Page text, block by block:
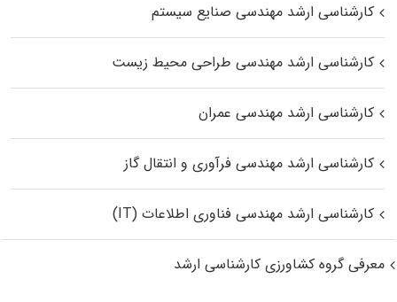
کارشناسی ارشد مهندسی صنایع سیستم
کارشناسی ارشد مهندسی طراحی محیط زیست
کارشناسی ارشد مهندسی عمران
کارشناسی ارشد مهندسی فرآوری و انتقال گاز
کارشناسی ارشد مهندسی فناوری اطلاعات (IT)
معرفی گروه کشاورزی کارشناسی ارشد